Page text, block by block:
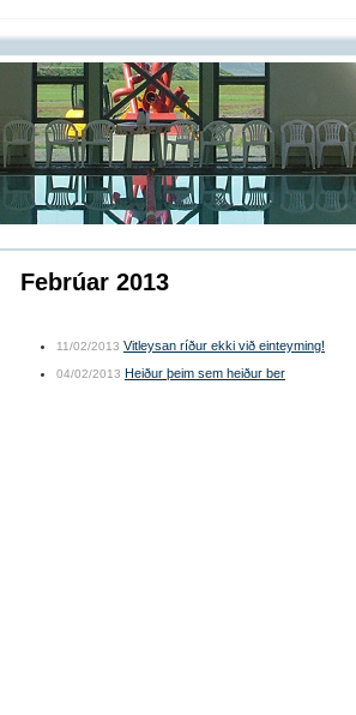
febrúar 2013
11/02/2013 Vitleysan ríður ekki við einteyming!
04/02/2013 Heiður þeim sem heiður ber